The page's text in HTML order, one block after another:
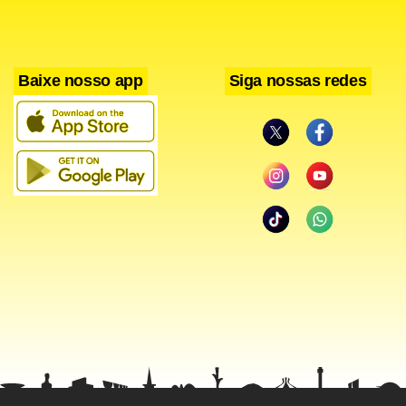
Ao participar da entrevista, o governador Luiz Fernando
Pexão disse que o número de prisões chega a 180 se
somadas as efetuadas pelas polícias Militar, Civil e Federal.
Pezão agradeceu a presença das Forças Armadas. “Se não
vencemos essa guerra”.
Baixe nosso app Siga nossas redes